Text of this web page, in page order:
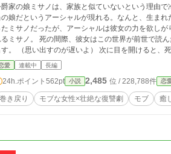
家の娘ミサノは、家族と似ていないという理由で冷遇されながら育った。 そして、希
娘だというアーシャルが現れる。なんと、生まれた病院で入れ替えられていた
ミサノだったが、アーシャルは彼女の力を欲しがり、家族はそれに従った。 地下室
彼女はこの世界が前世で読んだWEB小説の世界であり、自分が救われることなく死ぬ脇役だったことを思い
出す。 （思い出すのが遅いよ） 次
愛 連載中 長編
24h.ポイント 562pt 小説 2,485 位 / 228,788件 恋
巻き戻り モブな女性×壮絶な復讐劇 モブ 癒